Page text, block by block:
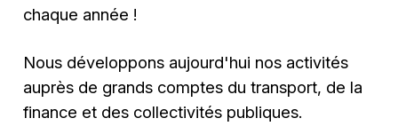
chaque année !
Nous développons aujourd'hui nos activités
auprès de grands comptes du transport, de la
finance et des collectivités publiques.